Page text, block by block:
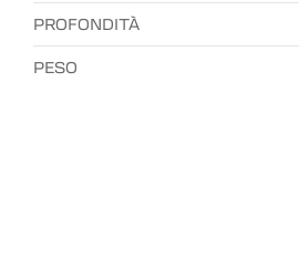
PROFONDITÀ
PESO